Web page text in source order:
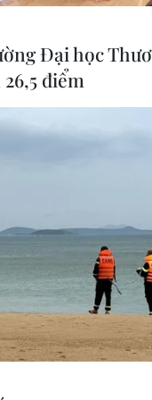
số
gọi chấm dứt tấn
xung đột
nước Anh -
Việt Nam
mới trong điều trị
Đại học
điểm